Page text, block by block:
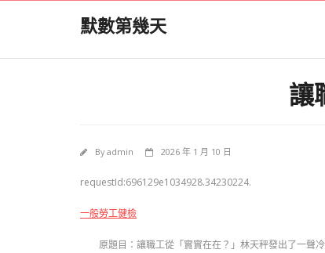
默數第幾天
讓
Byadmin 2026 年 1 月 10 日
requestId:696129e1034928.34230224.
一般勞工健檢
原題目：讓職工從「實實在在？」林天秤發出了一聲